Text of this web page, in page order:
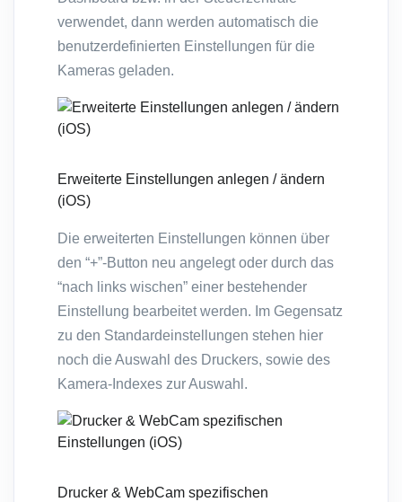
verwendet, dann werden automatisch die
benutzerdefinierten Einstellungen für die
Kameras geladen.
Erweiterte Einstellungen anlegen / ändern
(iOS)
Die erweiterten Einstellungen können über
den “+”-Button neu angelegt oder durch das
“nach links wischen” einer bestehender
Einstellung bearbeitet werden. Im Gegensatz
zu den Standardeinstellungen stehen hier
noch die Auswahl des Druckers, sowie des
Kamera-Indexes zur Auswahl.
Drucker & WebCam spezifischen